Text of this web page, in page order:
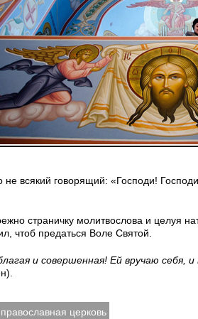
не всякий говорящий: «Господи!
страничку молитвослова и целуя
чтоб предаться Воле Святой.
и совершенная! Ей вручаю себя,
православная церковь